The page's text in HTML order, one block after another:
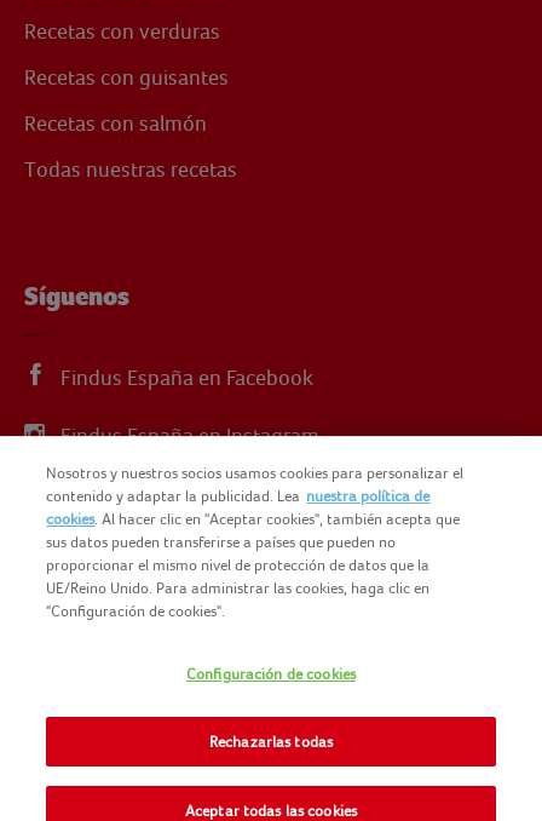
Recetas con verduras
Recetas con guisantes
Recetas con salmón
Todas nuestras recetas
Síguenos
Findus España en Facebook
Findus España en Instagram
Findus España en X
POLÍTICA DE PRIVACIDAD
MAPA DEL SITIO
TÉRMINOS Y CONDICIONES
FINDUS FOOD SERVICES
COOKIES
CONTACTO
Nosotros y nuestros socios usamos cookies para personalizar el
contenido y adaptar la publicidad. Lea nuestra política de
cookies. Al hacer clic en "Aceptar cookies", también acepta que
sus datos pueden transferirse a países que pueden no
proporcionar el mismo nivel de protección de datos que la
UE/Reino Unido. Para administrar las cookies, haga clic en
"Configuración de cookies".
Configuración de cookies
Rechazarlas todas
Aceptar todas las cookies